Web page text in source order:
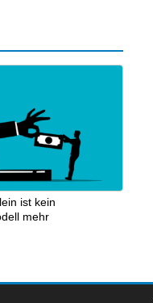
ist kein
mehr